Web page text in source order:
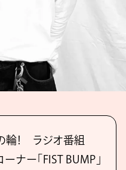
輪！ ラジオ番組
ーナー「FIST BUMP」